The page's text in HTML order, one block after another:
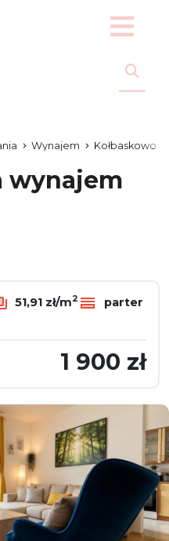
Wynajem Kołbaskowo
wynajem
51,91 zł/m2
parter
1 900 zł